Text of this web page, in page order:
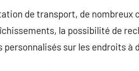
de transport, de
la possibilité de
sur les endroits à